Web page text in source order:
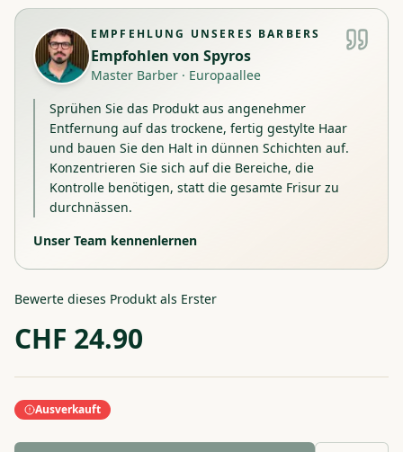
EMPFEHLUNG UNSERES BARBERS
Empfohlen von Spyros
Master Barber · Europaallee
Sprühen Sie das Produkt aus angenehmer
Entfernung auf das trockene, fertig gestylte Haar
und bauen Sie den Halt in dünnen Schichten auf.
Konzentrieren Sie sich auf die Bereiche, die
Kontrolle benötigen, statt die gesamte Frisur zu
durchnässen.
Unser Team kennenlernen
Bewerte dieses Produkt als Erster
CHF 24.90
Ausverkauft